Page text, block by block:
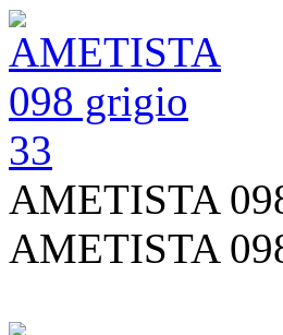
AMETISTA
AMETISTA